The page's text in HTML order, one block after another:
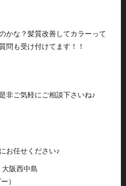
かな？髪質改善してカラーって
問も受け付けてます！！
非ご気軽にご相談下さいね♪
お任せください♪
大阪西中島
）